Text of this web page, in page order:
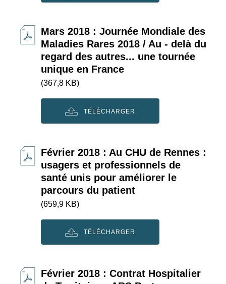
Mars 2018 : Journée Mondiale des
Maladies Rares 2018 / Au - delà du
regard des autres... une tournée
unique en France
(367,8 KB)
TÉLÉCHARGER
Février 2018 : Au CHU de Rennes :
usagers et professionnels de
santé unis pour améliorer le
parcours du patient
(659,9 KB)
TÉLÉCHARGER
Février 2018 : Contrat Hospitalier